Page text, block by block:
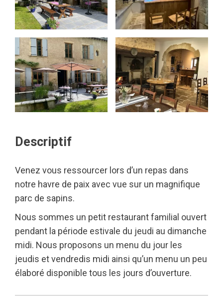
Descriptif
Venez vous ressourcer lors d’un repas dans
notre havre de paix avec vue sur un magnifique
parc de sapins.
Nous sommes un petit restaurant familial ouvert
pendant la période estivale du jeudi au dimanche
midi. Nous proposons un menu du jour les
jeudis et vendredis midi ainsi qu’un menu un peu
élaboré disponible tous les jours d’ouverture.